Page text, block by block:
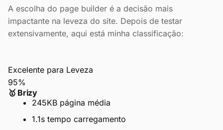
A escolha do page builder é a decisão mais
impactante na leveza do site. Depois de testar
extensivamente, aqui está minha classificação:
Excelente para Leveza
95%
🥇 Brizy
245KB página média
1.1s tempo carregamento